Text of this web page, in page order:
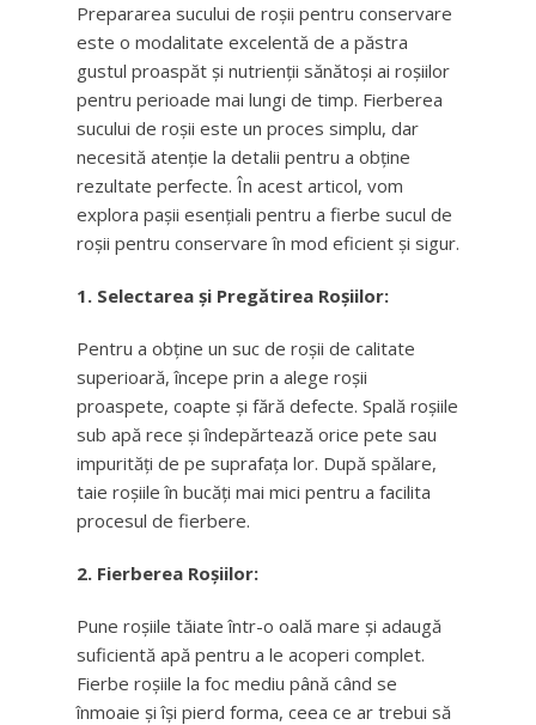
Prepararea sucului de roșii pentru conservare
este o modalitate excelentă de a păstra
gustul proaspăt și nutrienții sănătoși ai roșiilor
pentru perioade mai lungi de timp. Fierberea
sucului de roșii este un proces simplu, dar
necesită atenție la detalii pentru a obține
rezultate perfecte. În acest articol, vom
explora pașii esențiali pentru a fierbe sucul de
roșii pentru conservare în mod eficient și sigur.
1. Selectarea și Pregătirea Roșiilor:
Pentru a obține un suc de roșii de calitate
superioară, începe prin a alege roșii
proaspete, coapte și fără defecte. Spală roșiile
sub apă rece și îndepărtează orice pete sau
impurități de pe suprafața lor. După spălare,
taie roșiile în bucăți mai mici pentru a facilita
procesul de fierbere.
2. Fierberea Roșiilor:
Pune roșiile tăiate într-o oală mare și adaugă
suficientă apă pentru a le acoperi complet.
Fierbe roșiile la foc mediu până când se
înmoaie și își pierd forma, ceea ce ar trebui să